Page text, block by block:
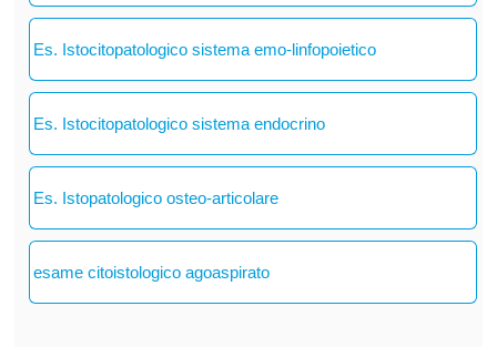
Es. Istocitopatologico sistema emo-linfopoietico
Es. Istocitopatologico sistema endocrino
Es. Istopatologico osteo-articolare
esame citoistologico agoaspirato